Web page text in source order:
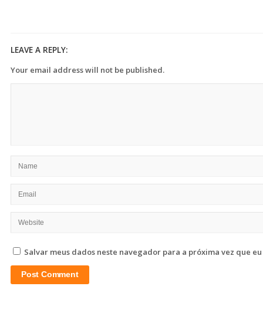
LEAVE A REPLY:
Your email address will not be published.
Salvar meus dados neste navegador para a próxima vez que